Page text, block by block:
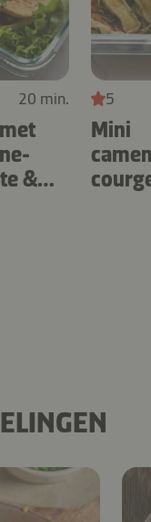
20 min.
&
5
Mini